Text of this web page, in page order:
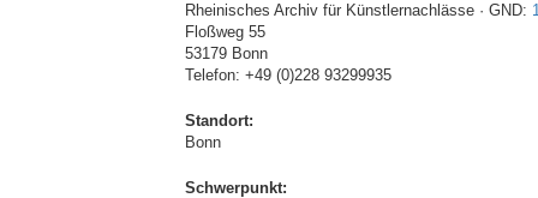
Rheinisches Archiv für Künstlernachlässe · GND:
Floßweg 55
53179 Bonn
Telefon: +49 (0)228 93299935
Standort:
Bonn
Schwerpunkt: